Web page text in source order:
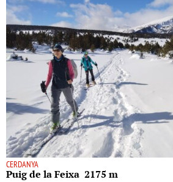
CERDANYA
Puig de la Feixa 2175 m